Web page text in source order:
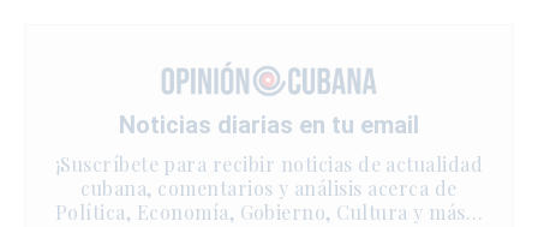
Noticias diarias en tu email
¡Suscríbete para recibir noticias de actualidad
cubana, comentarios y análisis acerca de
Política, Economía, Gobierno, Cultura y más…